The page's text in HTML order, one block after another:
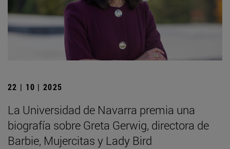
22 | 10 | 2025
La Universidad de Navarra premia una
biografía sobre Greta Gerwig, directora de
Barbie, Mujercitas y Lady Bird